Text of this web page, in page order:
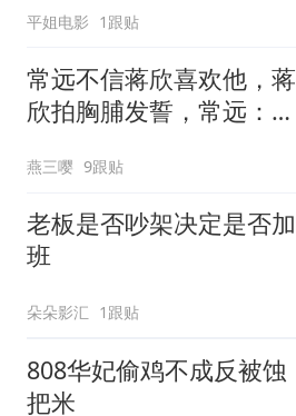
平姐电影 1跟贴
常远不信蒋欣喜欢他，蒋
欣拍胸脯发誓，常远：别
燕三嘤 9跟贴
老板是否吵架决定是否加
班
朵朵影汇 1跟贴
808华妃偷鸡不成反被蚀
把米